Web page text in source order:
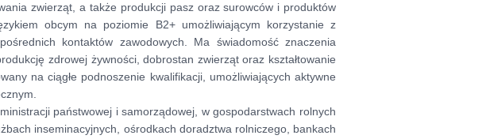
zwierząt, a także produkcji pasz oraz surowców i produktów
obcym na poziomie B2+ umożliwiającym korzystanie z
kontaktów zawodowych. Ma świadomość znaczenia
zdrowej żywności, dobrostan zwierząt oraz kształtowanie
na ciągłe podnoszenie kwalifikacji, umożliwiających aktywne
państwowej i samorządowej, w gospodarstwach rolnych
inseminacyjnych, ośrodkach doradztwa rolniczego, bankach